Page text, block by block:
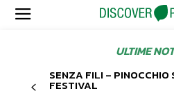
ULTIME
SENZA FILI – PINOCCHIO
FESTIVAL